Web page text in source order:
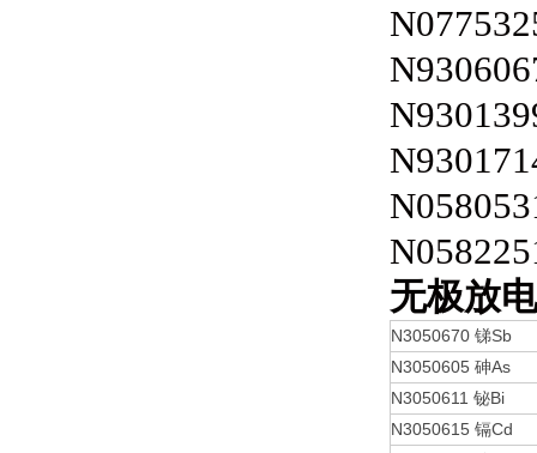
无极放
N3050670 锑Sb
N3050605 砷As
N3050611 铋Bi
N3050615 镉Cd